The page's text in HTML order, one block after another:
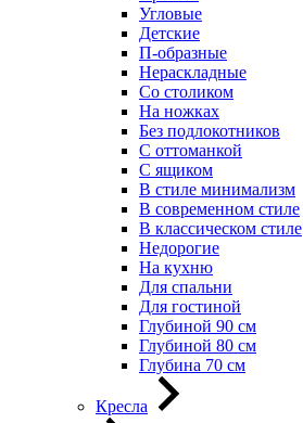
Угловые
Детские
П-образные
Нераскладные
Со столиком
На ножках
Без подлокотников
С оттоманкой
С ящиком
В стиле минимализм
В современном стиле
В классическом стиле
Недорогие
На кухню
Для спальни
Для гостиной
Глубиной 90 см
Глубиной 80 см
Глубина 70 см
Кресла